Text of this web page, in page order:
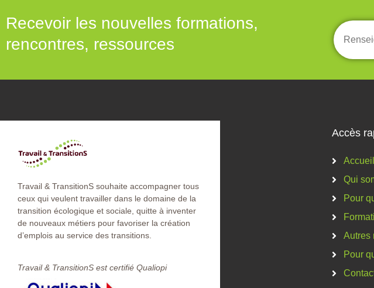
Recevoir les nouvelles formations,
rencontres, ressources
Travail & TransitionS souhaite accompagner tous
ceux qui veulent travailler dans le domaine de la
transition écologique et sociale, quitte à inventer
de nouveaux métiers pour favoriser la création
d’emplois au service des transitions.
Travail & TransitionS est certifié Qualiopi​
Accès
Accueil
Qui
Pour
Autres
Pour